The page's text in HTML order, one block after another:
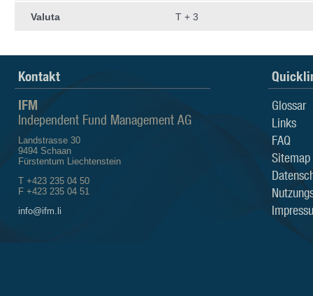
Valuta T + 3
Kontakt
IFM
Independent Fund Management AG
Landstrasse 30
9494 Schaan
Fürstentum Liechtenstein
T +423 235 04 50
F +423 235 04 51
info@ifm.li
Glossar
Links
FAQ
Sitemap